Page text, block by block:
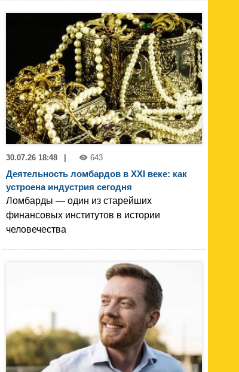
30.07.26 18:48 | 643
Деятельность ломбардов в XXI веке: как
устроена индустрия сегодня
Ломбарды — один из старейших
финансовых институтов в истории
человечества